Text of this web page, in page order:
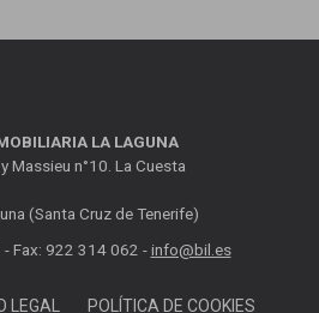
LA LAGUNA
Massieu n°10. La Cuesta
(Santa Cruz de Tenerife)
Fax: 922 314 062 -info@bil.es
LEGAL POLÍTICA DE COOKIES